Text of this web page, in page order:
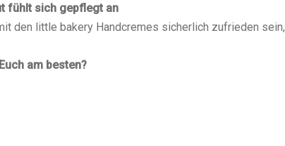
fühlt sich gepflegt an
den little bakery Handcremes sicherlich zufrieden sein,
am besten?